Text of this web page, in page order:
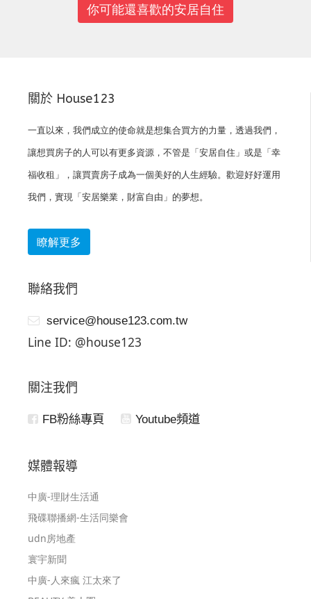
你可能還喜歡的安居自住
關於 House123
一直以來，我們成立的使命就是想集合買方的力量，透過我們，
讓想買房子的人可以有更多資源，不管是「安居自住」或是「幸
福收租」，讓買賣房子成為一個美好的人生經驗。歡迎好好運用
我們，實現「安居樂業，財富自由」的夢想。
瞭解更多
聯絡我們
service@house123.com.tw
Line ID: @house123
關注我們
FB粉絲專頁 Youtube頻道
媒體報導
中廣-理財生活通
飛碟聯播網-生活同樂會
udn房地產
寰宇新聞
中廣-人來瘋 江太來了